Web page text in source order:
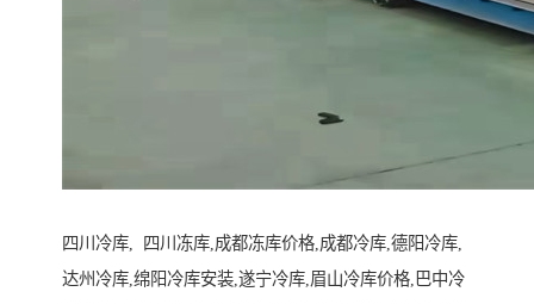
四川冷库, 四川冻库,成都冻库价格,成都冷库,德阳冷库,
达州冷库,绵阳冷库安装,遂宁冷库,眉山冷库价格,巴中冷